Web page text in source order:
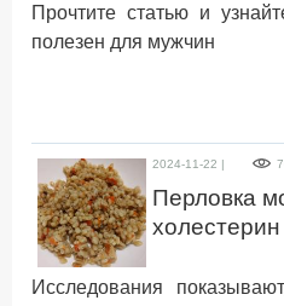
Прочтите статью и
полезен для мужчин
2024-11-22 |
Перловка
холестерин
Исследования